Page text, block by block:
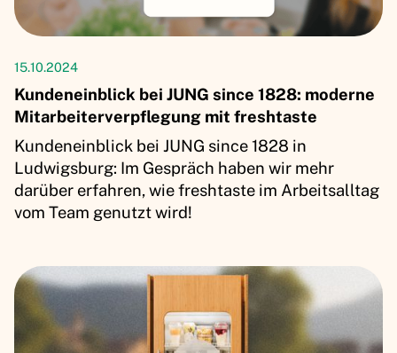
15.10.2024
Kundeneinblick bei JUNG since 1828: moderne
Mitarbeiterverpflegung mit freshtaste
Kundeneinblick bei JUNG since 1828 in
Ludwigsburg: Im Gespräch haben wir mehr
darüber erfahren, wie freshtaste im Arbeitsalltag
vom Team genutzt wird!